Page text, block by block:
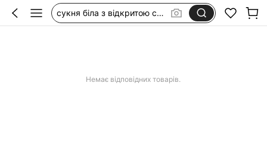
сукня біла з відкритою спиною
Немає відповідних товарів.